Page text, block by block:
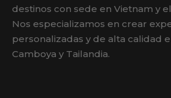
destinos con sede en Vietnam y
Nos especializamos en crear
personalizadas y de alta calidad
Camboya y Tailandia.